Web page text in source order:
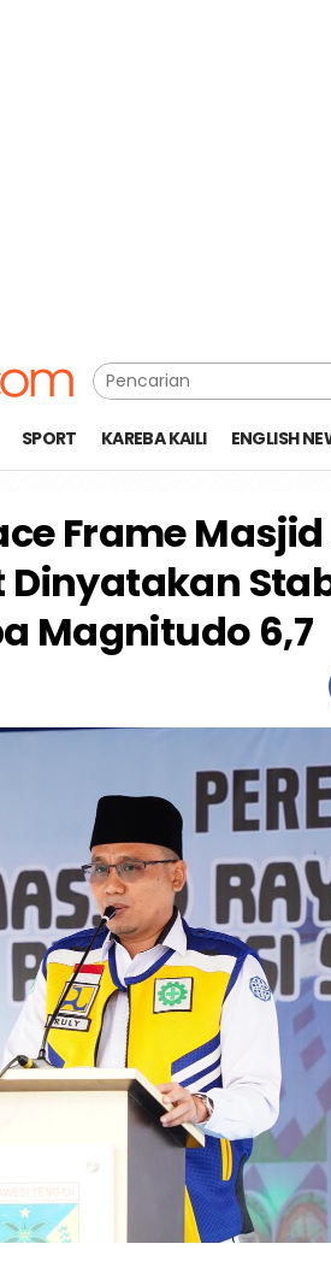
SPORT KAREBA KAILI ENGLISH
Frame Masjid
Magnitudo 6,7